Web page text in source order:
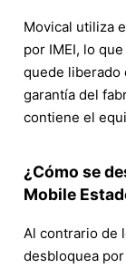
Movical utiliza
por IMEI, lo
quede liberado
garantía del
contiene el
¿Cómo se
Mobile
Al contrario de
desbloquea